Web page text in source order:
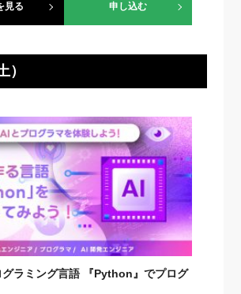
見る 申し込む
）
ラミング言語 『Python』でプログ